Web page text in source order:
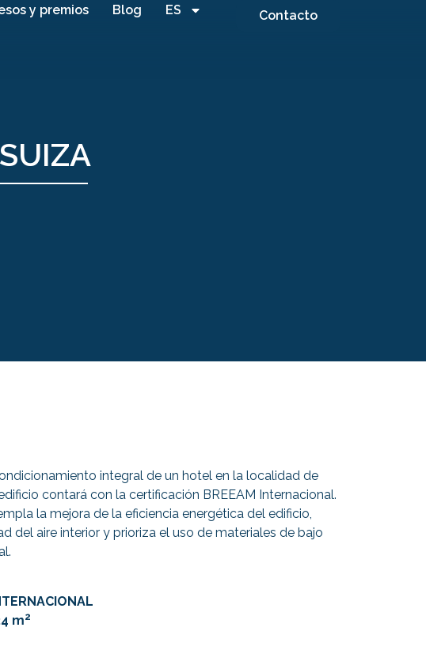
y premios Blog ES Contacto
integral de un hotel en la localidad de
contará con la certificación BREEAM Internacional.
la mejora de la eficiencia energética del edificio,
del aire interior y prioriza el uso de materiales de bajo
m2